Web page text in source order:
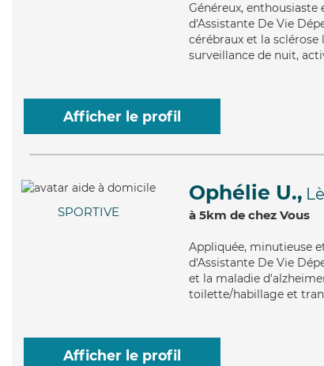
Généreux, enthousiaste
d'Assistante De Vie
cérébraux et la
surveillance de nuit,
Afficher le profil
SPORTIVE
Ophélie U.,
à 5km de chez Vous
Appliquée, minutieuse
d'Assistante De Vie
et la maladie
toilette/habillage et
Afficher le profil